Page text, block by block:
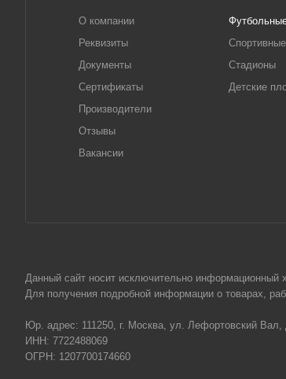
О компании
Реквизиты
Документы
Сертификаты
Производители
Отзывы
Вакансии
Стадионы
Детские
Данный сайт носит исключительно информационный
Для получения подробной информации о товарах,
Юр. адрес: 111250, г. Москва, ул. Лефортовский
ИНН: 7722488069
ОГРН: 1207700174660